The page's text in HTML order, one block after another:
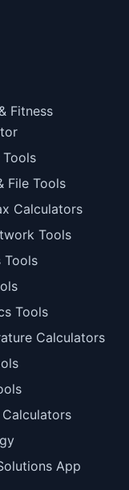
Fitness
File Tools
Calculators
Tools
Tools
Tools
Calculators
Calculators
App